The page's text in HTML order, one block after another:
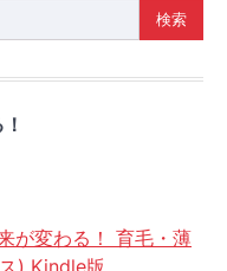
が変わる！ 育毛・薄
) Kindle版